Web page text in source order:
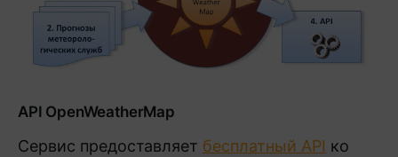
API OpenWeatherMap
Сервис предоставляет бесплатный API ко